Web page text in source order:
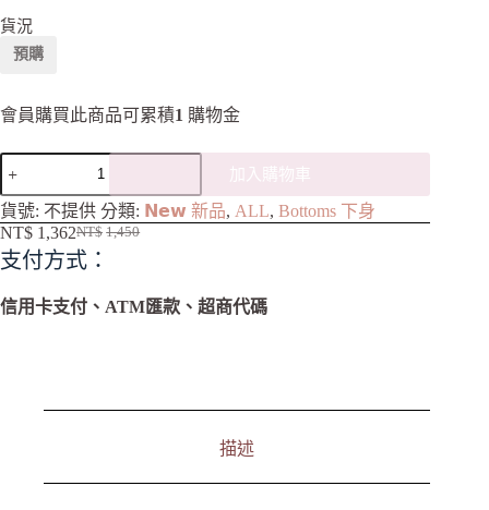
貨況
預購
會員購買此商品可累積1 購物金
加入購物車
A
l
e
n
貨號: 不提供 分類: 𝗡𝗲𝘄 新品, ALL, Bottoms 下身
NT$ 1,450
NT$ 1,362
支付方式：
信用卡支付、ATM匯款、超商代碼
描述